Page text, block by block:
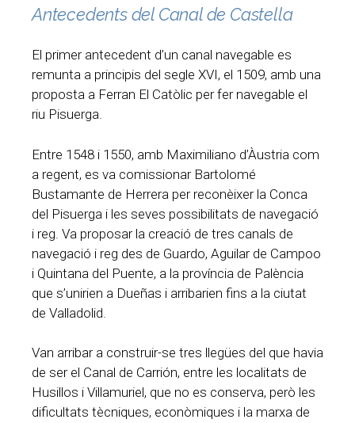
Antecedents del Canal de Castella
El primer antecedent d’un canal navegable es
remunta a principis del segle XVI, el 1509, amb una
proposta a Ferran El Catòlic per fer navegable el
riu Pisuerga.
Entre 1548 i 1550, amb Maximiliano d’Àustria com
a regent, es va comissionar Bartolomé
Bustamante de Herrera per reconèixer la Conca
del Pisuerga i les seves possibilitats de navegació
i reg. Va proposar la creació de tres canals de
navegació i reg des de Guardo, Aguilar de Campoo
i Quintana del Puente, a la província de Palència
que s’unirien a Dueñas i arribarien fins a la ciutat
de Valladolid.
Van arribar a construir-se tres llegües del que havia
de ser el Canal de Carrión, entre les localitats de
Husillos i Villamuriel, que no es conserva, però les
dificultats tècniques, econòmiques i la marxa de